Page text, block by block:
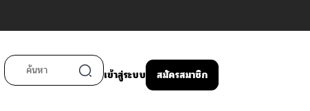
เข้าสู่ระบบ สมัครสมาชิก